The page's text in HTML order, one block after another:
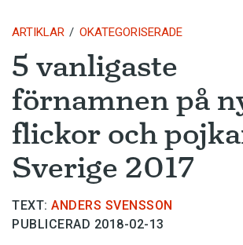
ARTIKLAR OKATEGORISERADE
5 vanligaste
förnamnen på
flickor och
Sverige 2017
TEXT: ANDERS SVENSSON
PUBLICERAD 2018-02-13